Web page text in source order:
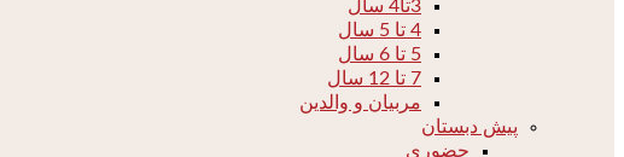
3تا4 سال
4 تا 5 سال
5 تا 6 سال
7 تا 12 سال
مربیان و والدین
پیش دبستان
حضوری